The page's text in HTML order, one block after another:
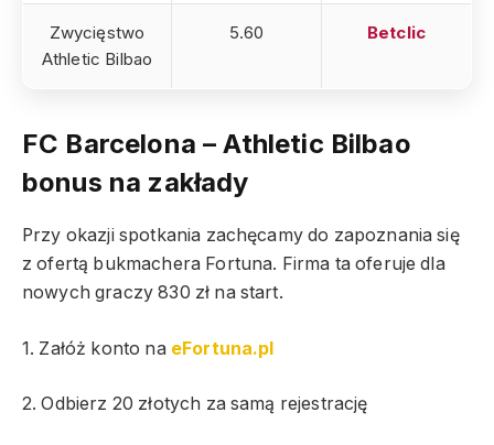
Zwycięstwo
Athletic Bilbao
5.60 Betclic
FC Barcelona – Athletic Bilbao
bonus na zakłady
Przy okazji spotkania zachęcamy do zapoznania się
z ofertą bukmachera Fortuna. Firma ta oferuje dla
nowych graczy 830 zł na start.
1. Załóż konto na eFortuna.pl
2. Odbierz 20 złotych za samą rejestrację